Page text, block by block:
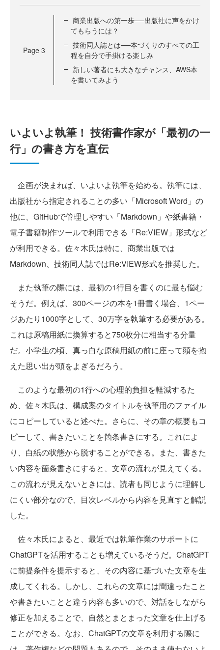
Page 3
商業出版への第一歩──出版社に声をかけ
てもらうには？
技術同人誌とは──本づくりのすべての工
程を自分で手掛ける楽しみ
新しい著者にも大きなチャンス、AWS本
を書いてみよう
いよいよ執筆！ 技術書作家が「最初の一
行」の書き方を直伝
企画が決まれば、いよいよ執筆を始める。執筆には、
出版社から指定されることの多い「Microsoft Word」の
他に、GitHubで管理しやすい「Markdown」や紙書籍・
電子書籍制作ツールで利用できる「Re:VIEW」形式など
が利用できる。佐々木氏は特に、商業出版では
Markdown、技術同人誌ではRe:VIEW形式を推奨した。
また執筆の際には、最初の1行目を書くのに最も悩む
そうだ。例えば、300ページの本を1冊書く場合、1ペー
ジあたり1000字として、30万字を執筆する必要がある。
これは原稿用紙に換算すると750枚分に相当する分量
だ。小学生の頃、真っ白な原稿用紙の前に座って頭を抱
えた思い出が頭をよぎるだろう。
このような最初の1行への心理的負担を軽減するた
め、佐々木氏は、構成案のタイトルを執筆用のファイル
にコピーしていると述べた。さらに、その章の概要もコ
ピーして、書きたいことを箇条書きにする。これによ
り、白紙の状態から脱することができる。また、書きた
い内容を箇条書きにすると、文章の流れが見えてくる。
この流れが見えないときには、読者も同じように理解し
にくい部分なので、目次レベルから内容を見直すと解説
した。
佐々木氏によると、最近では執筆作業のサポートに
ChatGPTを活用することも増えているそうだ。ChatGPT
に前提条件を提示すると、その内容に基づいた文章を生
成してくれる。しかし、これらの文章には間違ったこと
や書きたいことと違う内容も多いので、対話をしながら
修正を加えることで、自然とまとまった文章を仕上げる
ことができる。なお、ChatGPTの文章を利用する際に